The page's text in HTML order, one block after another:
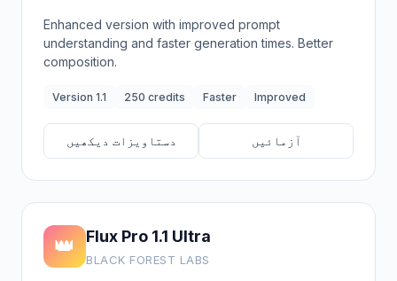
Enhanced version with improved prompt
understanding and faster generation times. Better
composition.
Version 1.1 250 credits Faster Improved
دستاویزات دیکھیں آزمائیں
👑 Flux Pro 1.1 Ultra
BLACK FOREST LABS